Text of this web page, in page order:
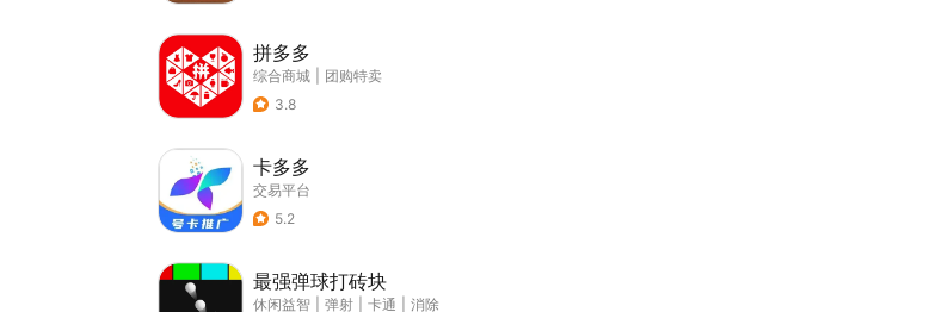
拼多多
综合商城
团购特卖
3.8
卡多多
交易平台
5.2
最强弹球打砖块
休闲益智 弹射 卡通
消除